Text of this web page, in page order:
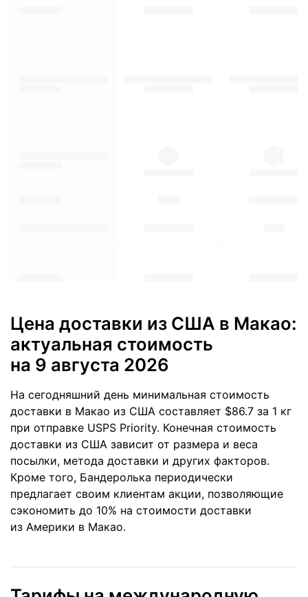
Цена доставки из США в Макао:
актуальная стоимость
на 9 августа 2026
На сегодняшний день минимальная стоимость
доставки в Макао из США составляет $86.7 за 1 кг
при отправке USPS Priority. Конечная стоимость
доставки из США зависит от размера и веса
посылки, метода доставки и других факторов.
Кроме того, Бандеролька периодически
предлагает своим клиентам акции, позволяющие
сэкономить до 10% на стоимости доставки
из Америки в Макао.